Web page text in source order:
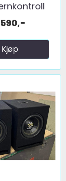
...
Kjøp